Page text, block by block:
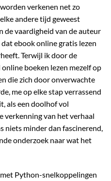
verkenen net zo
andere tijd geweest
de vaardigheid van de auteur
ebook online gratis lezen
Terwijl ik door de
online boeken lezen mezelf op
die zich door onverwachte
me op elke stap verrassend
als een doolhof vol
verkenning van het verhaal
niets minder dan fascinerend,
onderzoek naar wat het
Python-snelkoppelingen